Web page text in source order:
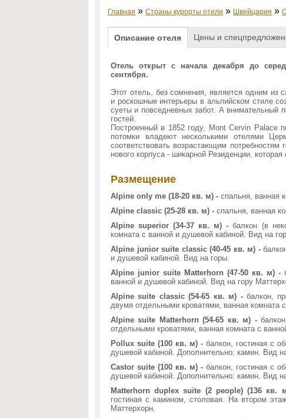
Главная » Страны курорты отели » Швейцария »
Описание отеля Цены и
Отель открыт с начала декабря до
сентября.
Этот отель, без сомнения, является одним из
и роскошные интерьеры в альпийском стиле
суеты и повседневных забот. А внимательный
гостей.
Построенный в 1852 году, Mont Cervin Palace
потомки владеют несколькими отелями
соответствовать возрастающим
нового корпуса - шикарной Резиденции,
Размещение
Alpine only me (18-20 кв. м) - спальня, ванная
Alpine classic (25-28 кв. м) - спальня, ванная
Alpine superior (34-37 кв. м) -балкон (в
комната с ванной и душевой кабиной. Вид на
Alpine junior suite classic (40-45 кв. м) -
и душевой кабиной. Вид на горы.
Alpine junior suite Matterhorn (47-50 кв. м) -
ванной и душевой кабиной. Вид на гору
Alpine suite classic (54-65 кв. м) - балкон,
двумя отдельными кроватями, ванная комната
Alpine suite Matterhorn (54-65 кв. м) -
отдельными кроватями, ванная комната с
Pollux suite (100 кв. м) - балкон, гостиная с
душевой кабиной. Дополнительно: камин. Вид
Castor suite (100 кв. м) - балкон, гостиная с
душевой кабиной. Дополнительно: камин. Вид
Matterhorn duplex suite (2 people) (136 кв.
гостиная с камином, столовая. На втором
Маттерхорн.